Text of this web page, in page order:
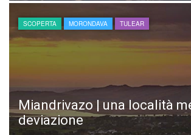
SCOPERTA MORONDAVA TULEAR
Miandrivazo | una località
deviazione